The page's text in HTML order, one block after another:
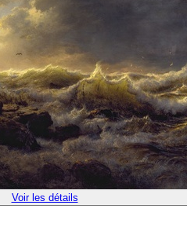
Voir les détails